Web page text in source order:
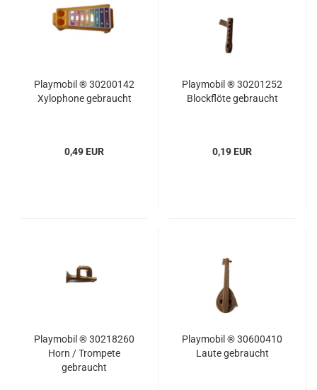
Playmobil ® 30200142
Xylophone gebraucht
0,49 EUR
Playmobil ® 30201252
Blockflöte gebraucht
0,19 EUR
Playmobil ® 30218260
Horn / Trompete
gebraucht
Playmobil ® 30600410
Laute gebraucht